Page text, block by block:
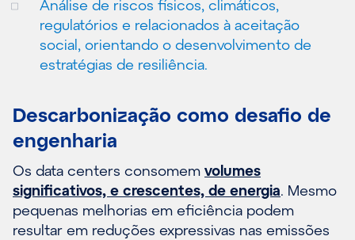
Análise de riscos físicos, climáticos,
regulatórios e relacionados à aceitação
social, orientando o desenvolvimento de
estratégias de resiliência.
Descarbonização como desafio de
engenharia
Os data centers consomem volumes
significativos, e crescentes, de energia. Mesmo
pequenas melhorias em eficiência podem
resultar em reduções expressivas nas emissões